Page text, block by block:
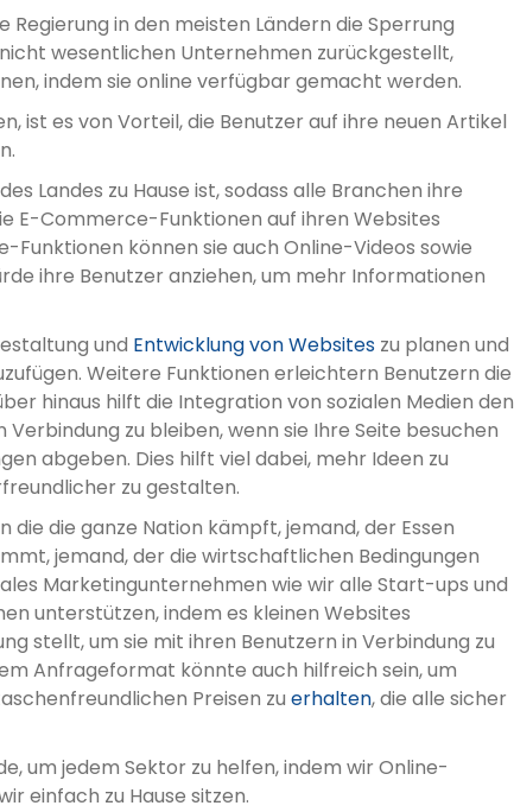
in den meisten Ländern die Sperrung
wesentlichen Unternehmen zurückgestellt,
indem sie online verfügbar gemacht werden.
ist es von Vorteil, die Benutzer auf ihre neuen Artikel
Landes zu Hause ist, sodass alle Branchen ihre
E-Commerce-Funktionen auf ihren Websites
können sie auch Online-Videos sowie
ihre Benutzer anziehen, um mehr Informationen
und Entwicklung von Websites zu planen und
Weitere Funktionen erleichtern Benutzern die
hinaus hilft die Integration von sozialen Medien den
zu bleiben, wenn sie Ihre Seite besuchen
abgeben. Dies hilft viel dabei, mehr Ideen zu
zu gestalten.
die die ganze Nation kämpft, jemand, der Essen
jemand, der die wirtschaftlichen Bedingungen
Marketingunternehmen wie wir alle Start-ups und
unterstützen, indem es kleinen Websites
stellt, um sie mit ihren Benutzern in Verbindung zu
Anfrageformat könnte auch hilfreich sein, um
Preisen zu erhalten, die alle sicher
um jedem Sektor zu helfen, indem wir Online-
einfach zu Hause sitzen.